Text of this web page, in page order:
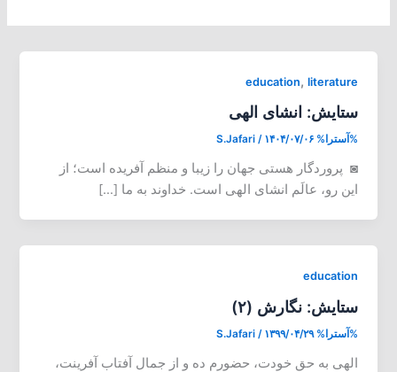
education, literature
ستایش: انشای الهی
%آسترا% S.Jafari / ۱۴۰۴/۰۷/۰۶
◙ پروردگار هستی جهان را زیبا و منظم آفریده است؛ از
این رو، عالَم انشای الهی است. خداوند به ما […]
education
ستایش: نگارش (۲)
%آسترا% S.Jafari / ۱۳۹۹/۰۴/۲۹
الهی به حق خودت، حضورم ده و از جمال آفتاب آفرینت،